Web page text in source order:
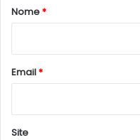
r
*
Nome*
Email*
Site